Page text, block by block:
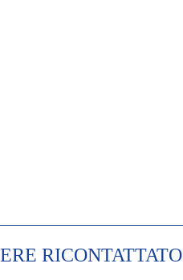
RICONTATTATO